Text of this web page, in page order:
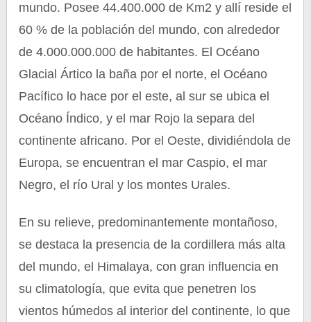
mundo. Posee 44.400.000 de Km2 y allí reside el
60 % de la población del mundo, con alrededor
de 4.000.000.000 de habitantes. El Océano
Glacial Ártico la baña por el norte, el Océano
Pacífico lo hace por el este, al sur se ubica el
Océano Índico, y el mar Rojo la separa del
continente africano. Por el Oeste, dividiéndola de
Europa, se encuentran el mar Caspio, el mar
Negro, el río Ural y los montes Urales.
En su relieve, predominantemente montañoso,
se destaca la presencia de la cordillera más alta
del mundo, el Himalaya, con gran influencia en
su climatología, que evita que penetren los
vientos húmedos al interior del continente, lo que